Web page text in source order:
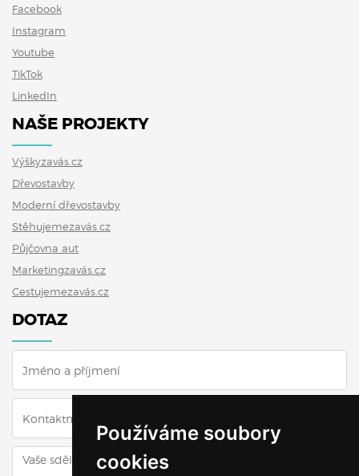
Používáme soubory
cookies
Facebook
Instagram
Youtube
TikTok
LinkedIn
NAŠE PROJEKTY
Výškyzavás.cz
Dřevostavby
Moderní dřevostavby
Stěhujemezavás.cz
Půjčovna aut
Marketingzavás.cz
Cestujemezavás.cz
DOTAZ